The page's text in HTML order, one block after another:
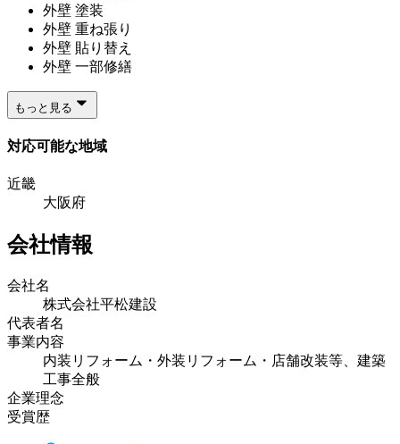
外壁 塗装
外壁 重ね張り
外壁 貼り替え
外壁 一部修繕
もっと見る
対応可能な地域
近畿
大阪府
会社情報
会社名
株式会社平松建設
代表者名
事業内容
内装リフォーム・外装リフォーム・店舗改装等、建築
工事全般
企業理念
受賞歴